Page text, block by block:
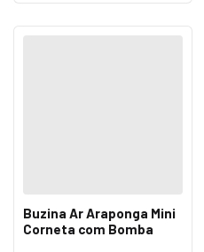
Buzina Ar Araponga Mini
Corneta com Bomba